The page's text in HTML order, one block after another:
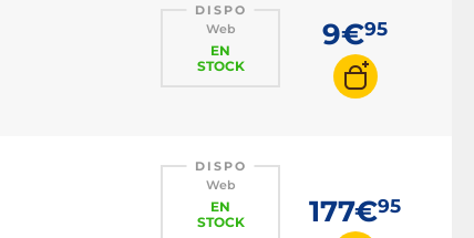
DISPO
Web
EN
STOCK
9€95
DISPO
Web
EN
STOCK
177€95